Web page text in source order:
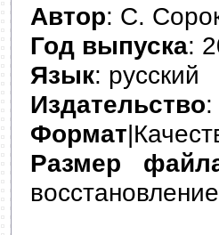
Автор: С.
Год выпуска:
Язык: русский
Издательство
Формат
Размер